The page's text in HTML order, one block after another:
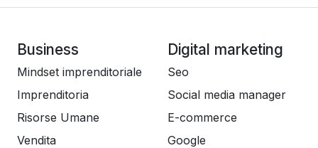
Business
Mindset imprenditoriale
Imprenditoria
Risorse Umane
Vendita
Digital marketing
Seo
Social media manager
E-commerce
Google